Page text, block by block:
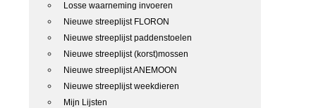
Losse waarneming invoeren
Nieuwe streeplijst FLORON
Nieuwe streeplijst paddenstoelen
Nieuwe streeplijst (korst)mossen
Nieuwe streeplijst ANEMOON
Nieuwe streeplijst weekdieren
Mijn Lijsten